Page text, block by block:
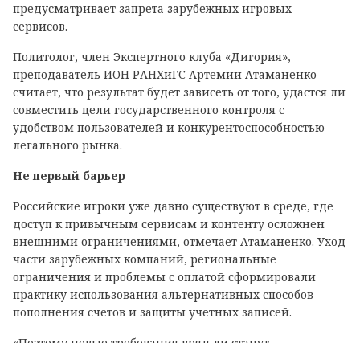
предусматривает запрета зарубежных игровых
сервисов.
Политолог, член Экспертного клуба «Дигория»,
преподаватель ИОН РАНХиГС Артемий Атаманенко
считает, что результат будет зависеть от того, удастся ли
совместить цели государственного контроля с
удобством пользователей и конкурентоспособностью
легального рынка.
Не первый барьер
Российские игроки уже давно существуют в среде, где
доступ к привычным сервисам и контенту осложнен
внешними ограничениями, отмечает Атаманенко. Уход
части зарубежных компаний, региональные
ограничения и проблемы с оплатой сформировали
практику использования альтернативных способов
пополнения счетов и защиты учетных записей.